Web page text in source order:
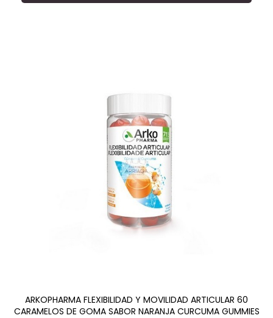
ARKOPHARMA FLEXIBILIDAD Y MOVILIDAD ARTICULAR 60
CARAMELOS DE GOMA SABOR NARANJA CURCUMA GUMMIES